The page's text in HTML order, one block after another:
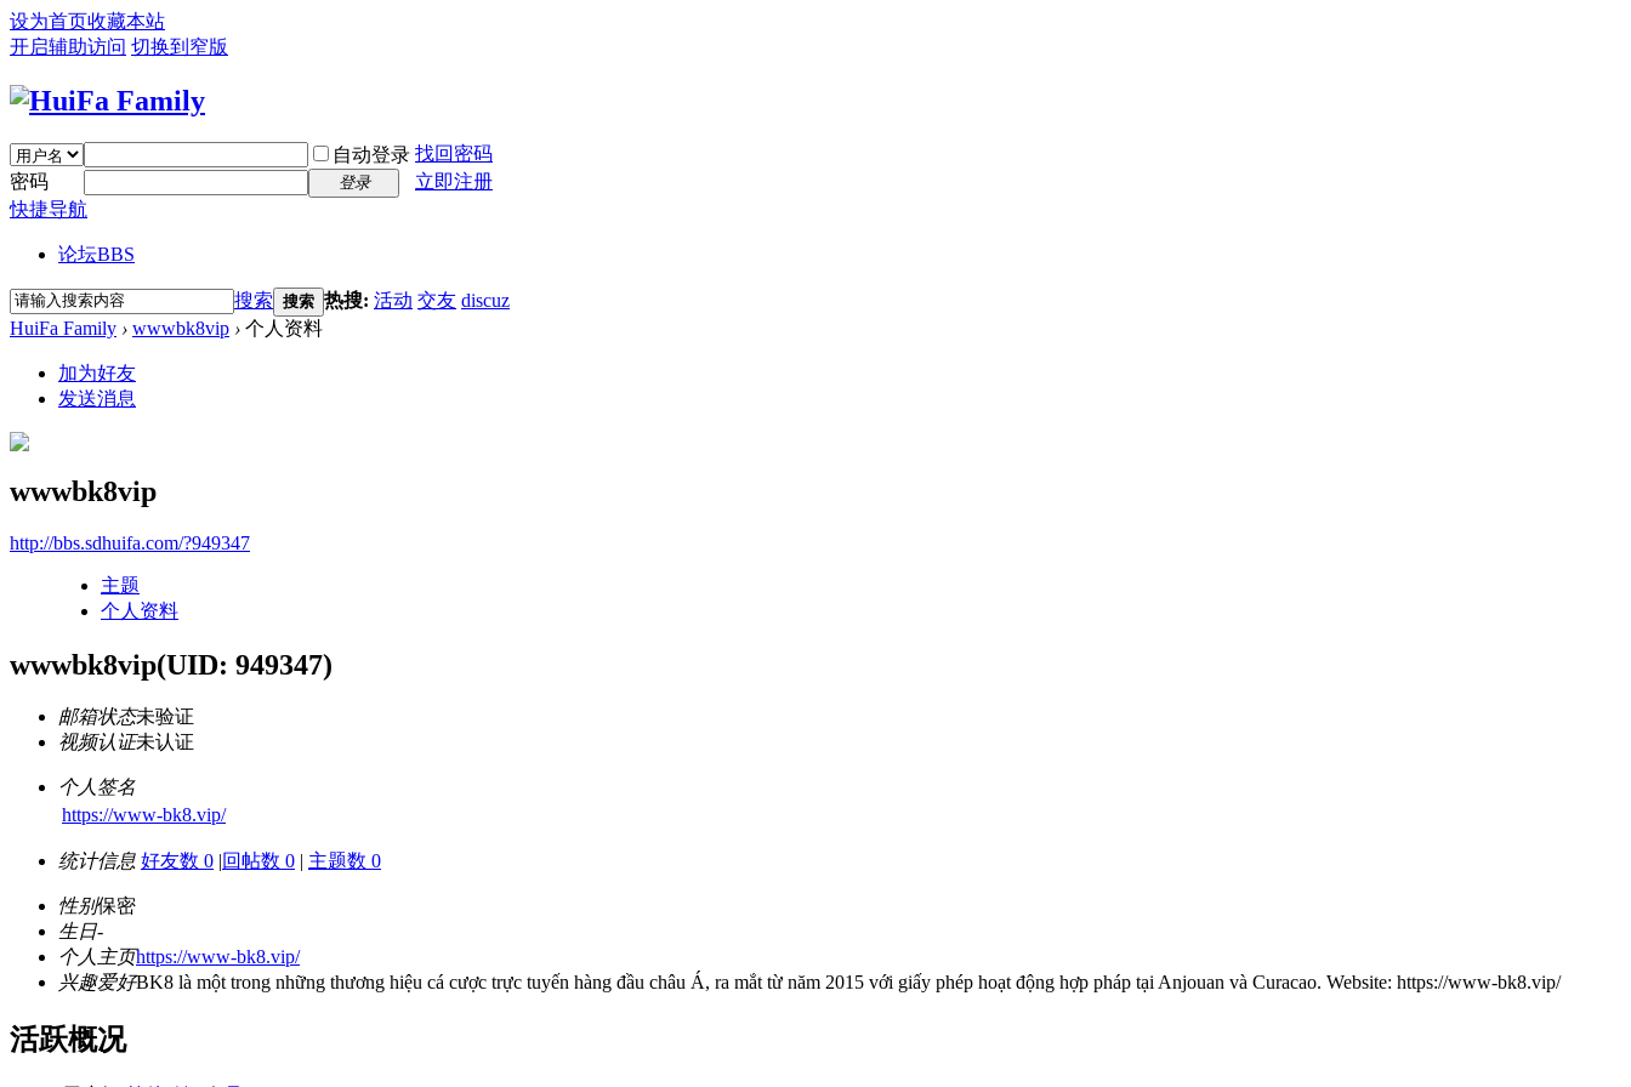
设为首页收藏本站
开启辅助访问 切换到窄版
自动登录 找回密码
密码
登录
立即注册
快捷导航
论坛BBS
搜索 搜索 热搜: 活动 交友 discuz
HuiFa Family › wwwbk8vip › 个人资料
加为好友
发送消息
wwwbk8vip
http://bbs.sdhuifa.com/?949347
主题
个人资料
wwwbk8vip(UID: 949347)
邮箱状态未验证
视频认证未认证
个人签名
https://www-bk8.vip/
统计信息 好友数 0 |回帖数 0 | 主题数 0
性别保密
生日-
个人主页https://www-bk8.vip/
兴趣爱好BK8 là một trong những thương hiệu cá cược trực tuyến hàng đầu châu Á, ra mắt từ năm 2015 với giấy phép hoạt động hợp pháp tại Anjouan và Curacao. Website: https://www-bk8.vip/
活跃概况